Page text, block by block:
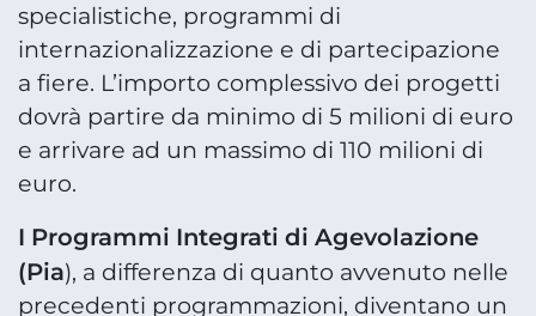
specialistiche, programmi di
internazionalizzazione e di partecipazione
a fiere. L’importo complessivo dei progetti
dovrà partire da minimo di 5 milioni di euro
e arrivare ad un massimo di 110 milioni di
euro.
I Programmi Integrati di Agevolazione
(Pia), a differenza di quanto avvenuto nelle
precedenti programmazioni, diventano un